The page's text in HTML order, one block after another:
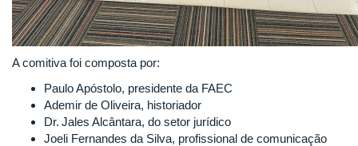
A comitiva foi composta por:
Paulo Apóstolo, presidente da FAEC
Ademir de Oliveira, historiador
Dr. Jales Alcântara, do setor jurídico
Joeli Fernandes da Silva, profissional de comunicação